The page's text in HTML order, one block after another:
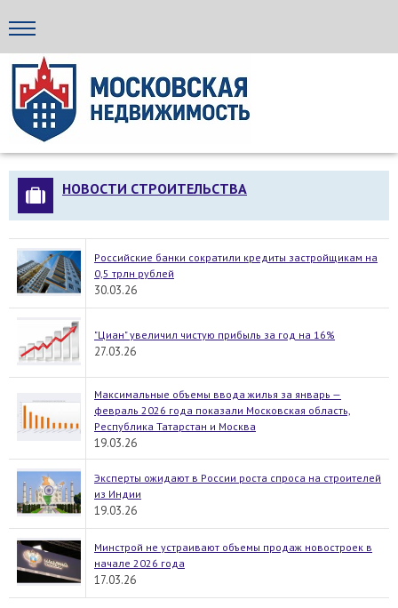
Стройка24
НОВОСТИ СТРОИТЕЛЬСТВА
Российские банки сократили кредиты застройщикам на
0,5 трлн рублей
30.03.26
"Циан" увеличил чистую прибыль за год на 16%
27.03.26
Максимальные объемы ввода жилья за январь —
февраль 2026 года показали Московская область,
Республика Татарстан и Москва
19.03.26
Эксперты ожидают в России роста спроса на строителей
из Индии
19.03.26
Минстрой не устраивают объемы продаж новостроек в
начале 2026 года
17.03.26